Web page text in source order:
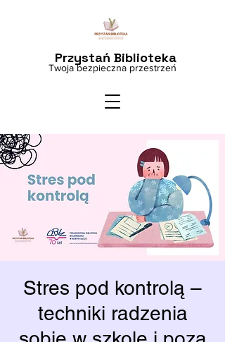
Twoja bezpieczna przestrzeń
Przystań Biblioteka
Stres pod kontrolą –
techniki radzenia